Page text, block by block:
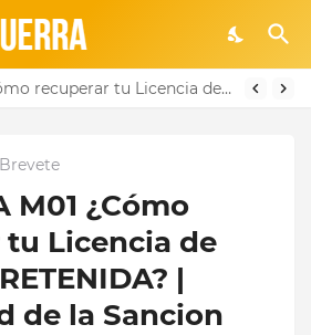
PAPELETA M01 ¿Cómo recuperar tu Licencia de Conducir RETENIDA? | Caducidad de la Sancion
Brevete
M01 ¿Cómo
Licencia de
|
de la Sancion